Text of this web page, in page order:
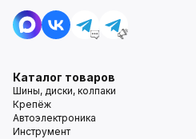
Каталог товаров
Шины, диски, колпаки
Крепёж
Автоэлектроника
Инструмент